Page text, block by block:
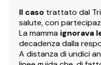
Il caso trattato dal
salute, con
La mamma ignorava
decadenza dalla
A distanza di undici